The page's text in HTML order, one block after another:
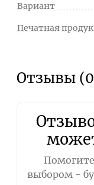
Вариант
Печатная
Отзывы
выбором -